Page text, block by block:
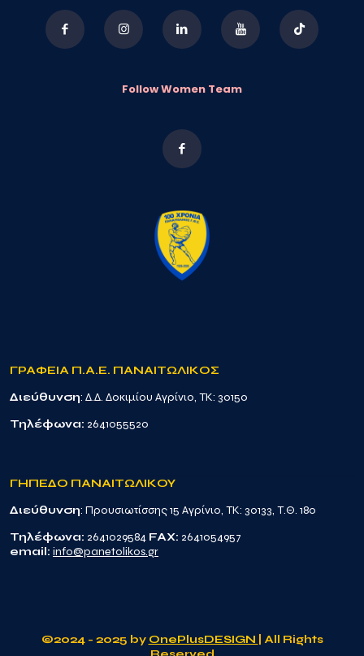
Follow Women Team
ΓΡΑΦΕΙΑ Π.Α.Ε. ΠΑΝΑΙΤΩΛΙΚΟΣ
Διεύθυνση: Δ.Δ. Δοκιμίου Αγρίνιο, TK: 30150
Τηλέφωνα: 2641055520
ΓΗΠΕΔΟ ΠΑΝΑΙΤΩΛΙΚΟΥ
Διεύθυνση: Προυσιωτίσσης 15 Αγρίνιο, TK: 30133, Τ.Θ. 180
Τηλέφωνα: 2641029584 FAX: 2641054957
email: info@panetolikos.gr
©2024 - 2025 by OnePlusDESIGN
| All Rights